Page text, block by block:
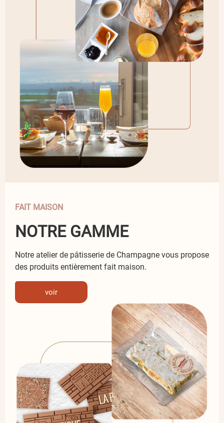
FAIT MAISON
NOTRE GAMME
Notre atelier de pâtisserie de Champagne vous propose
des produits entièrement fait maison.
voir